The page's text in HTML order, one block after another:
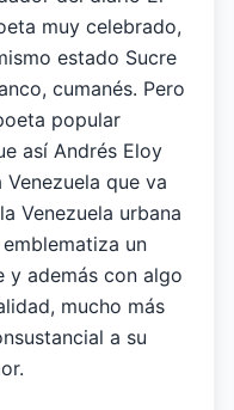
muy celebrado,
estado Sucre
cumanés. Pero
popular
así Andrés Eloy
Venezuela que va
Venezuela urbana
un
además con algo
mucho más
a su